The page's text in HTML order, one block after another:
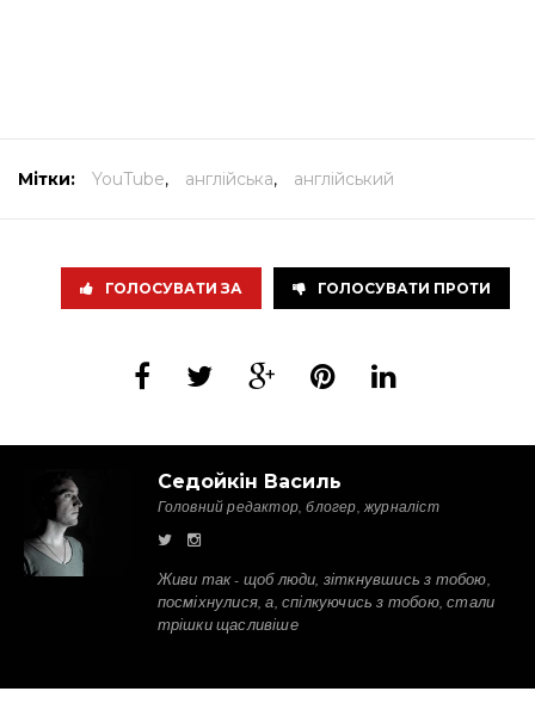
Мітки: YouTube, англійська, англійський
ГОЛОСУВАТИ ЗА ГОЛОСУВАТИ ПРОТИ
Седойкін Василь
Головний редактор, блогер, журналіст
Живи так - щоб люди, зіткнувшись з тобою,
посміхнулися, а, спілкуючись з тобою, стали
трішки щасливіше